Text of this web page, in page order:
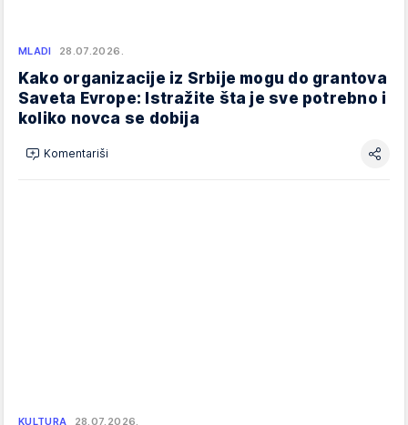
MLADI 28.07.2026.
Kako organizacije iz Srbije mogu do grantova
Saveta Evrope: Istražite šta je sve potrebno i
koliko novca se dobija
Komentariši
KULTURA 28.07.2026.